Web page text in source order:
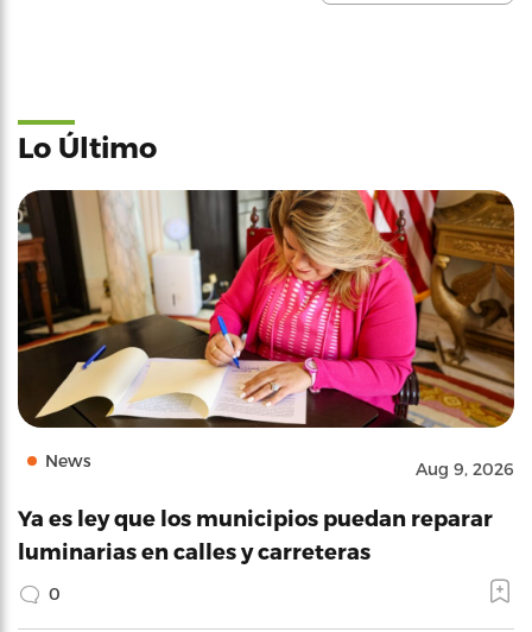
Lo Último
News Aug 9, 2026
Ya es ley que los municipios puedan reparar
luminarias en calles y carreteras
0